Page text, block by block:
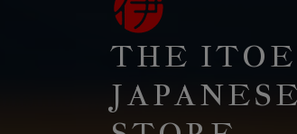
THE